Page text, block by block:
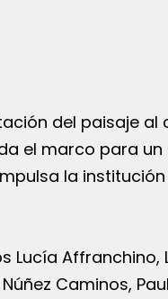
del paisaje
el marco para un
la
Lucía Affranchino,
Caminos,